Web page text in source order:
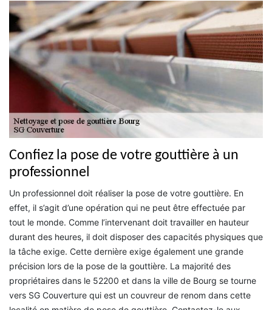
Confiez la pose de votre gouttière à un
professionnel
Un professionnel doit réaliser la pose de votre gouttière. En
effet, il s’agit d’une opération qui ne peut être effectuée par
tout le monde. Comme l’intervenant doit travailler en hauteur
durant des heures, il doit disposer des capacités physiques que
la tâche exige. Cette dernière exige également une grande
précision lors de la pose de la gouttière. La majorité des
propriétaires dans le 52200 et dans la ville de Bourg se tourne
vers SG Couverture qui est un couvreur de renom dans cette